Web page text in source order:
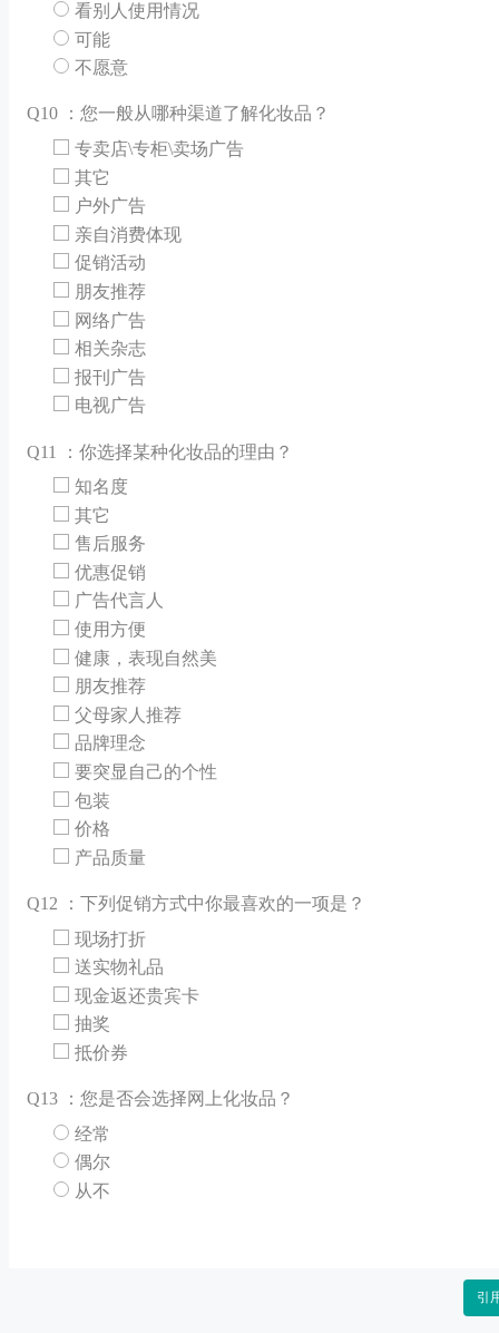
看别人使用情况
可能
不愿意
Q10 ：您一般从哪种渠道了解化妆品？
专卖店\专柜\卖场广告
其它
户外广告
亲自消费体现
促销活动
朋友推荐
网络广告
相关杂志
报刊广告
电视广告
Q11 ：你选择某种化妆品的理由？
知名度
其它
售后服务
优惠促销
广告代言人
使用方便
健康，表现自然美
朋友推荐
父母家人推荐
品牌理念
要突显自己的个性
包装
价格
产品质量
Q12 ：下列促销方式中你最喜欢的一项是？
现场打折
送实物礼品
现金返还贵宾卡
抽奖
抵价券
Q13 ：您是否会选择网上化妆品？
经常
偶尔
从不
引